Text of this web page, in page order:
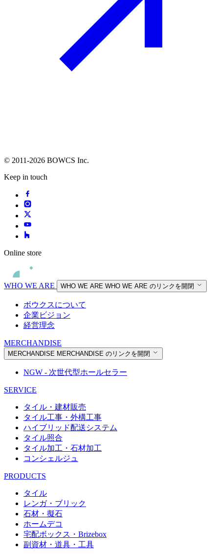
© 2011-2026 BOWCS Inc.
Keep in touch
Online store
WHO WE ARE WHO WE ARE WHO WE ARE のリンクを開閉
ボウクスについて
企業ビジョン
経営理念
MERCHANDISE
MERCHANDISE MERCHANDISE のリンクを開閉
NGW - 次世代型ホールセラー
SERVICE
タイル・建材販売
タイル工事・外構工事
ハイブリッド配送システム
タイル照合
タイル加工・石材加工
コンシェルジュ
PRODUCTS
タイル
レンガ・ブリック
石材・擬石
ホームデコ
宅配ボックス・Brizebox
副資材・道具・工具